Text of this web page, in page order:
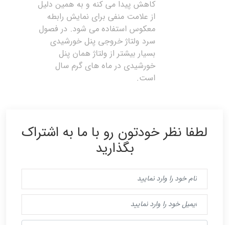
کاهش پیدا می کنه و به همین دلیل
از علامت منفی برای نمایش رابطه
معکوس استفاده می شود. در فصول
سرد ولتاژ خروجی پنل خورشیدی
بسیار بیشتر از ولتاژ همان پنل
خورشیدی در ماه های گرم سال
است.
لطفا نظر خودتون رو با ما به اشتراک
بگذارید